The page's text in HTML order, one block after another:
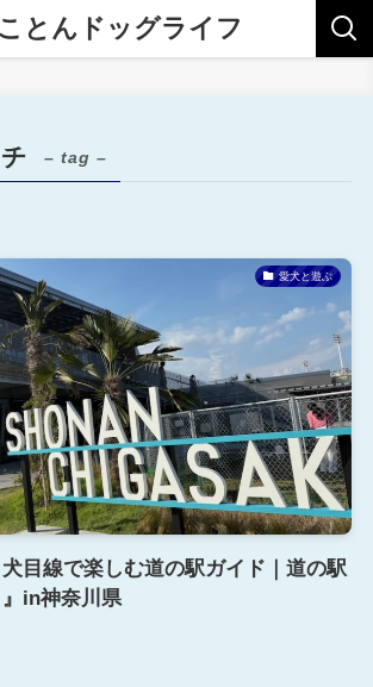
とんドッグライフ
– tag –
愛犬と遊ぶ
目線で楽しむ道の駅ガイド｜道の駅
』in神奈川県